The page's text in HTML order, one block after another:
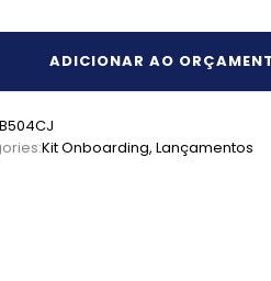
ADICIONAR AO
Kit Onboarding, Lançamentos